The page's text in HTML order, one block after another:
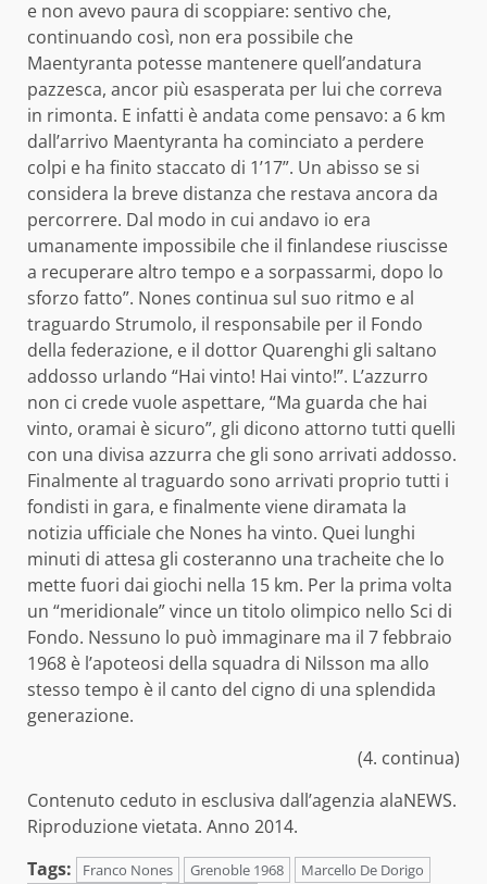
e non avevo paura di scoppiare: sentivo che,
continuando così, non era possibile che
Maentyranta potesse mantenere quell’andatura
pazzesca, ancor più esasperata per lui che correva
in rimonta. E infatti è andata come pensavo: a 6 km
dall’arrivo Maentyranta ha cominciato a perdere
colpi e ha finito staccato di 1’17”. Un abisso se si
considera la breve distanza che restava ancora da
percorrere. Dal modo in cui andavo io era
umanamente impossibile che il finlandese riuscisse
a recuperare altro tempo e a sorpassarmi, dopo lo
sforzo fatto”. Nones continua sul suo ritmo e al
traguardo Strumolo, il responsabile per il Fondo
della federazione, e il dottor Quarenghi gli saltano
addosso urlando “Hai vinto! Hai vinto!”. L’azzurro
non ci crede vuole aspettare, “Ma guarda che hai
vinto, oramai è sicuro”, gli dicono attorno tutti quelli
con una divisa azzurra che gli sono arrivati addosso.
Finalmente al traguardo sono arrivati proprio tutti i
fondisti in gara, e finalmente viene diramata la
notizia ufficiale che Nones ha vinto. Quei lunghi
minuti di attesa gli costeranno una tracheite che lo
mette fuori dai giochi nella 15 km. Per la prima volta
un “meridionale” vince un titolo olimpico nello Sci di
Fondo. Nessuno lo può immaginare ma il 7 febbraio
1968 è l’apoteosi della squadra di Nilsson ma allo
stesso tempo è il canto del cigno di una splendida
generazione.
(4. continua)
Contenuto ceduto in esclusiva dall’agenzia alaNEWS.
Riproduzione vietata. Anno 2014.
Tags:
Franco Nones Grenoble 1968
Marcello De Dorigo